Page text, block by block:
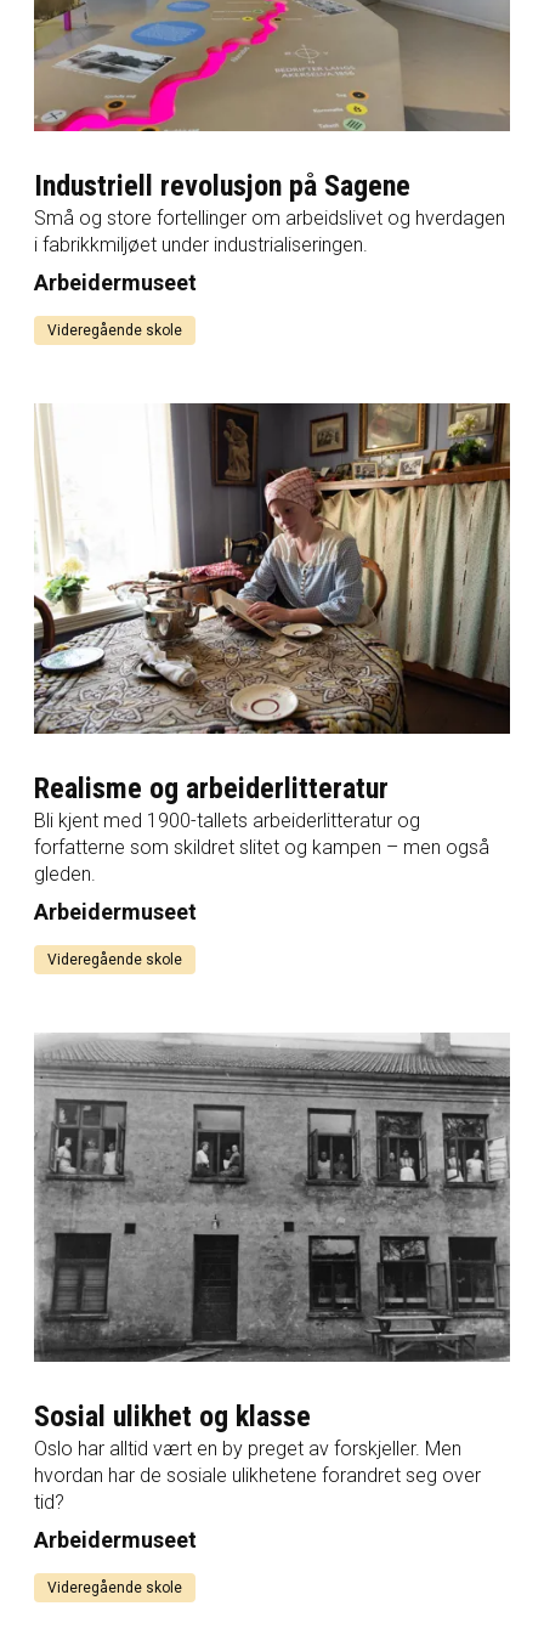
Industriell revolusjon på Sagene
Små og store fortellinger om arbeidslivet og hverdagen
i fabrikkmiljøet under industrialiseringen.
Arbeidermuseet
Videregående skole
Realisme og arbeiderlitteratur
Bli kjent med 1900-tallets arbeiderlitteratur og
forfatterne som skildret slitet og kampen – men også
gleden.
Arbeidermuseet
Videregående skole
Sosial ulikhet og klasse
Oslo har alltid vært en by preget av forskjeller. Men
hvordan har de sosiale ulikhetene forandret seg over
tid?
Arbeidermuseet
Videregående skole